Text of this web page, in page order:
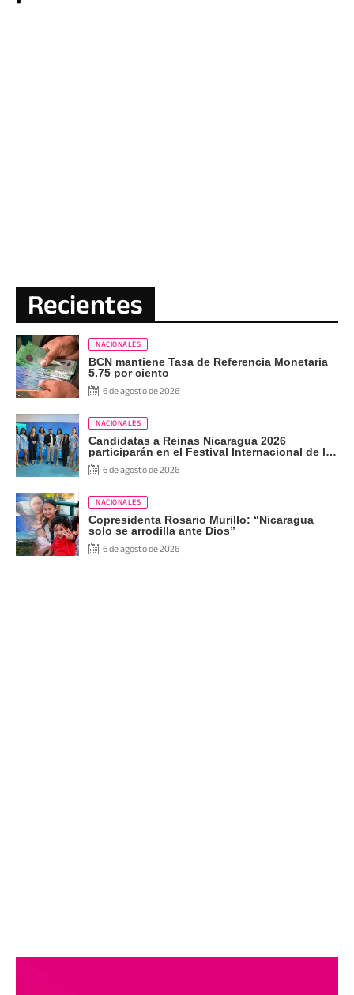
Recientes
NACIONALES
BCN mantiene Tasa de Referencia Monetaria
5.75 por ciento
6 de agosto de 2026
NACIONALES
Candidatas a Reinas Nicaragua 2026
participarán en el Festival Internacional de las
Artes, Cultura y Gastronomía
6 de agosto de 2026
NACIONALES
Copresidenta Rosario Murillo: “Nicaragua
solo se arrodilla ante Dios”
6 de agosto de 2026